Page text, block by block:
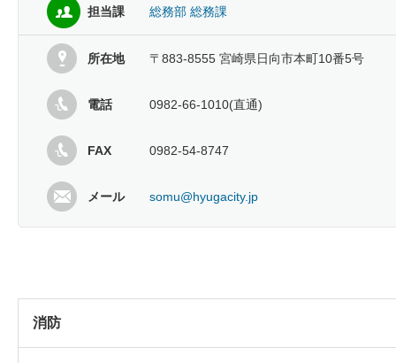
担当課 総務部 総務課
所在地 〒883-8555 宮崎県日向市本町10番5号
電話 0982-66-1010(直通)
FAX 0982-54-8747
メール somu@hyugacity.jp
消防